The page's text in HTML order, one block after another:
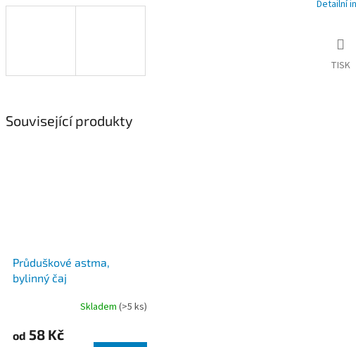
Detailní
TISK
Související produkty
Průduškové astma,
bylinný čaj
Skladem (>5 ks)
od 58 Kč